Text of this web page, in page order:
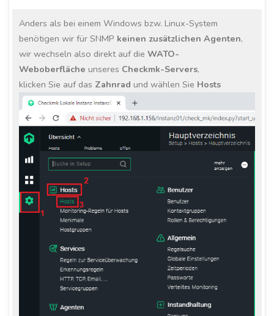
Anders als bei einem Windows bzw. Linux-System
benötigen wir für SNMP keinen zusätzlichen Agenten,
wir wechseln also direkt auf dieWATO-
Weboberfläche unseres Checkmk-Servers,
klicken Sie auf das Zahnrad und wählen Sie Hosts